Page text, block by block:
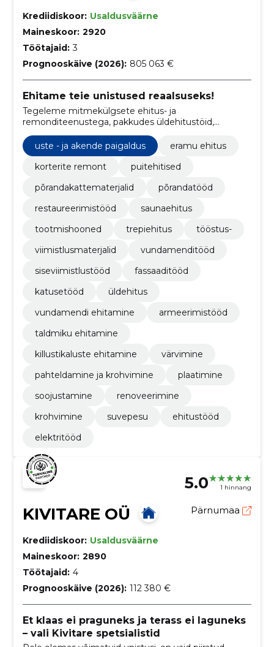
Krediidiskoor: Usaldusväärne
Maineskoor: 2920
Töötajaid: 3
Prognooskäive (2026): 805 063 €
Ehitame teie unistused reaalsuseks!
Tegeleme mitmekülgsete ehitus- ja
remonditeenustega, pakkudes üldehitustöid,
põrandatöid, santehnilisi töid, elektritöid ning
renoveerimist.
uste - ja akende paigaldus
eramu ehitus
korterite remont
puitehitised
põrandakattematerjalid
põrandatööd
restaureerimistööd
saunaehitus
tootmishooned
trepiehitus
tööstus-
viimistlusmaterjalid
vundamenditööd
siseviimistlustööd
fassaaditööd
katusetööd
üldehitus
vundamendi ehitamine
armeerimistööd
taldmiku ehitamine
killustikaluste ehitamine
värvimine
pahteldamine ja krohvimine
plaatimine
soojustamine
renoveerimine
krohvimine
suvepesu
ehitustööd
elektritööd
5.0 1 hinnang
KIVITARE OÜ Pärnumaa
Krediidiskoor: Usaldusväärne
Maineskoor: 2890
Töötajaid: 4
Prognooskäive (2026): 112 380 €
Et klaas ei praguneks ja terass ei laguneks
– vali Kivitare spetsialistid